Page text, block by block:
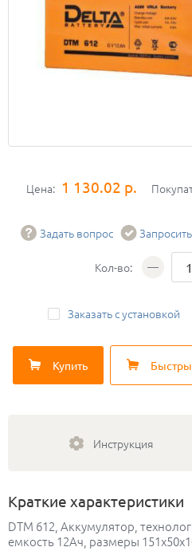
Цена: 1 130.02 р.
Задать вопрос
Кол-во:
Заказать с установкой
Купить
Инструкция
Краткие характеристики
DTM 612, Аккумулятор,
емкость 12Ач, размеры